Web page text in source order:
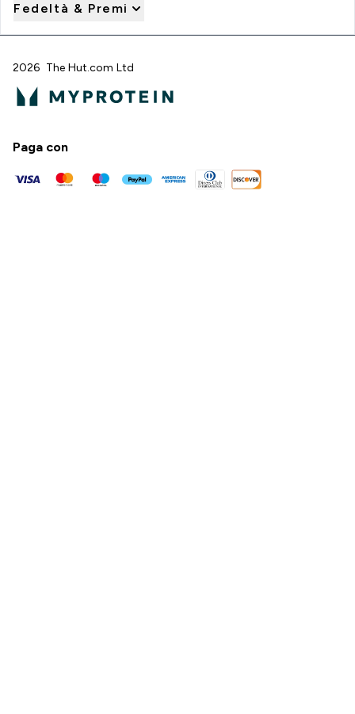
Fedeltà & Premi
2026 The Hut.com Ltd
Paga con